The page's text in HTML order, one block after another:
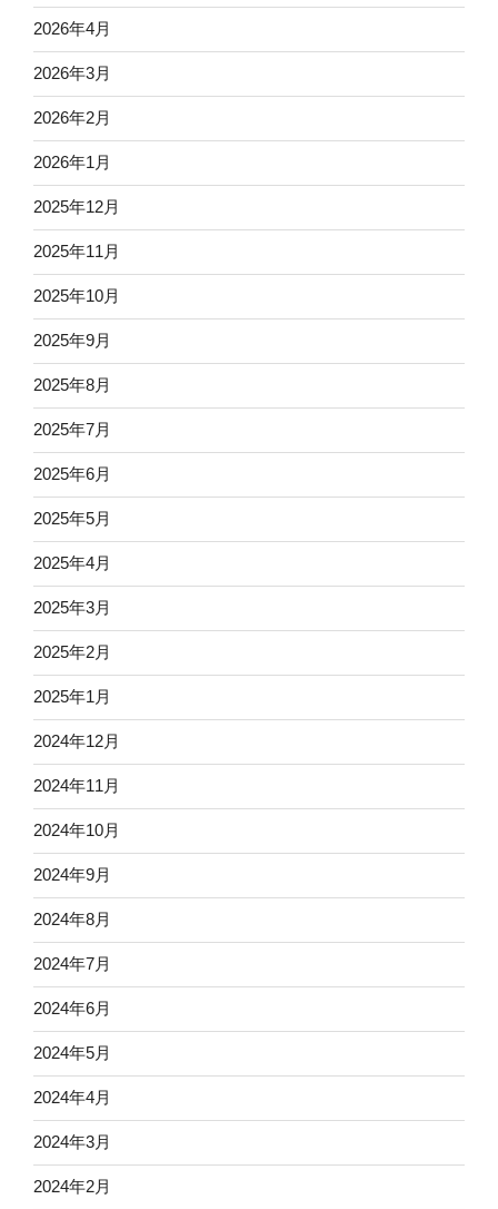
2026年4月
2026年3月
2026年2月
2026年1月
2025年12月
2025年11月
2025年10月
2025年9月
2025年8月
2025年7月
2025年6月
2025年5月
2025年4月
2025年3月
2025年2月
2025年1月
2024年12月
2024年11月
2024年10月
2024年9月
2024年8月
2024年7月
2024年6月
2024年5月
2024年4月
2024年3月
2024年2月